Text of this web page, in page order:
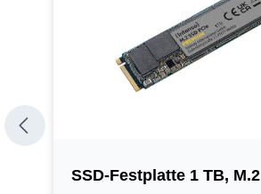
SSD-Festplatte 1 TB, M.2